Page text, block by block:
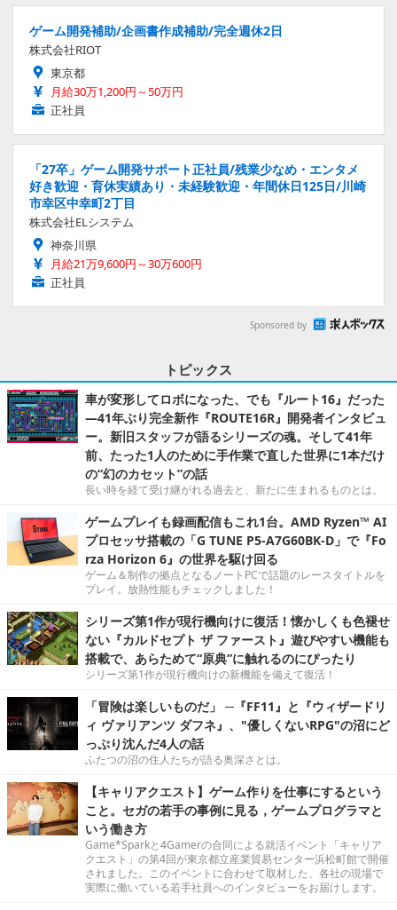
ゲーム開発補助/企画書作成補助/完全週休2日
株式会社RIOT
東京都
月給30万1,200円～50万円
正社員
「27卒」ゲーム開発サポート正社員/残業少なめ・エンタメ
好き歓迎・育休実績あり・未経験歓迎・年間休日125日/川崎
市幸区中幸町2丁目
株式会社ELシステム
神奈川県
月給21万9,600円～30万600円
正社員
Sponsored by
トピックス
車が変形してロボになった、でも『ルート16』だった
―41年ぶり完全新作『ROUTE16R』開発者インタビュ
ー。新旧スタッフが語るシリーズの魂。そして41年
前、たった1人のために手作業で直した世界に1本だけ
の“幻のカセット”の話
長い時を経て受け継がれる過去と、新たに生まれるものとは。
ゲームプレイも録画配信もこれ1台。AMD Ryzen™ AI
プロセッサ搭載の「G TUNE P5-A7G60BK-D」で『Fo
rza Horizon 6』の世界を駆け回る
ゲーム＆制作の拠点となるノートPCで話題のレースタイトルを
プレイ。放熱性能もチェックしました！
シリーズ第1作が現行機向けに復活！懐かしくも色褪せ
ない『カルドセプト ザ ファースト』遊びやすい機能も
搭載で、あらためて“原典”に触れるのにぴったり
シリーズ第1作が現行機向けの新機能を備えて復活！
「冒険は楽しいものだ」 ─『FF11』と『ウィザードリ
ィ ヴァリアンツ ダフネ』、"優しくないRPG"の沼にど
っぷり沈んだ4人の話
ふたつの沼の住人たちが語る奥深さとは。
【キャリアクエスト】ゲーム作りを仕事にするという
こと。セガの若手の事例に見る，ゲームプログラマと
いう働き方
Game*Sparkと4Gamerの合同による就活イベント「キャリア
クエスト」の第4回が東京都立産業貿易センター浜松町館で開催
されました。このイベントに合わせて取材した、各社の現場で
実際に働いている若手社員へのインタビューをお届けします。